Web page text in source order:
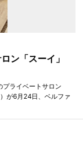
ロン「スーイ」
プライベートサロン
が6月24日、ベルファ